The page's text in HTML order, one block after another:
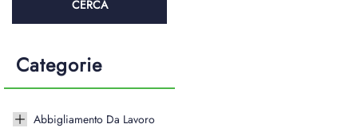
Categorie
Abbigliamento Da Lavoro